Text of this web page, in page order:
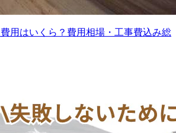
用はいくら？費用相場・工事費込み総